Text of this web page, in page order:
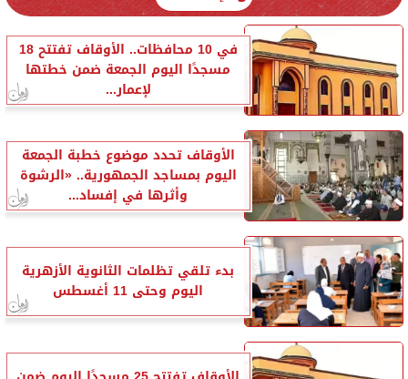
في 10 محافظات.. الأوقاف تفتتح 18
مسجدًا اليوم الجمعة ضمن خطتها
لإعمار...
الأوقاف تحدد موضوع خطبة الجمعة
اليوم بمساجد الجمهورية.. «الرشوة
وأثرها في إفساد...
بدء تلقي تظلمات الثانوية الأزهرية
اليوم وحتى 11 أغسطس